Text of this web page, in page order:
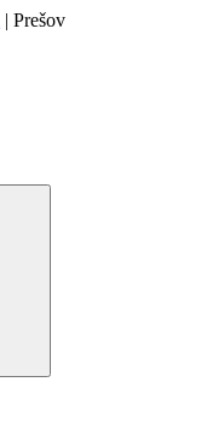
| Prešov